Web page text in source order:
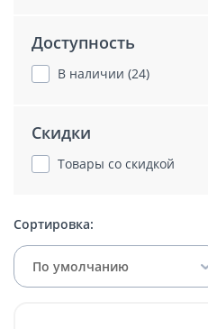
Доступность
В наличии (24)
Скидки
Товары со скидкой
Сортировка:
По умолчанию